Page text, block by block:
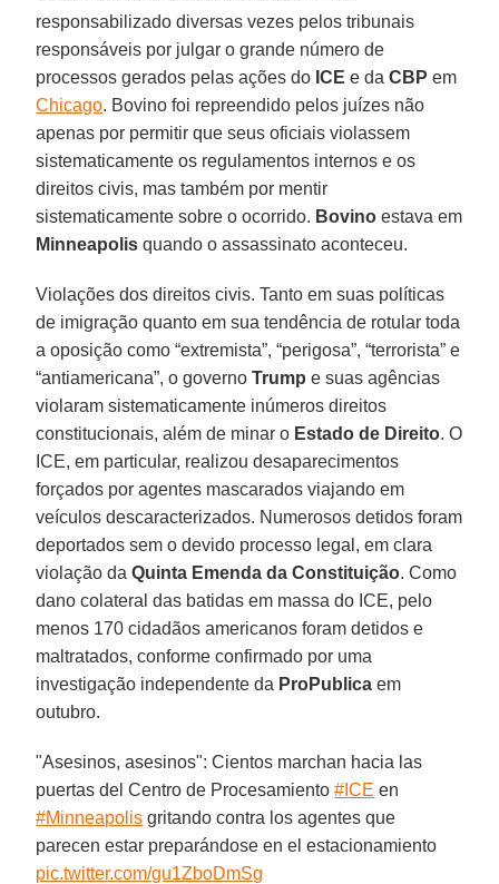
responsabilizado diversas vezes pelos tribunais
responsáveis ​​por julgar o grande número de
processos gerados pelas ações do ICE e daCBP em
Chicago. Bovino foi repreendido pelos juízes não
apenas por permitir que seus oficiais violassem
sistematicamente os regulamentos internos e os
direitos civis, mas também por mentir
sistematicamente sobre o ocorrido. Bovino estava em
Minneapolis quando o assassinato aconteceu.
Violações dos direitos civis. Tanto em suas políticas
de imigração quanto em sua tendência de rotular toda
a oposição como “extremista”, “perigosa”, “terrorista” e
“antiamericana”, o governoTrump e suas agências
violaram sistematicamente inúmeros direitos
constitucionais, além de minar o Estado de Direito. O
ICE, em particular, realizou desaparecimentos
forçados por agentes mascarados viajando em
veículos descaracterizados. Numerosos detidos foram
deportados sem o devido processo legal, em clara
violação daQuinta Emenda da Constituição. Como
dano colateral das batidas em massa do ICE, pelo
menos 170 cidadãos americanos foram detidos e
maltratados, conforme confirmado por uma
investigação independente da ProPublica em
outubro.
"Asesinos, asesinos": Cientos marchan hacia las
puertas del Centro de Procesamiento#ICE en
#Minneapolis gritando contra los agentes que
parecen estar preparándose en el estacionamiento
pic.twitter.com/gu1ZboDmSg